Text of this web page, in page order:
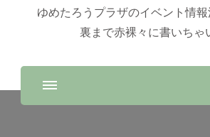
ゆめたろうプラザのイベント情
裏まで赤裸々に書いち